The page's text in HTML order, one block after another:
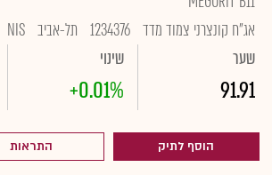
אג"ח קונצרני צמוד מדד 1234376 תל-אביב NIS
שער
91.91
שינוי
+0.01%
הוסף לתיק התראות